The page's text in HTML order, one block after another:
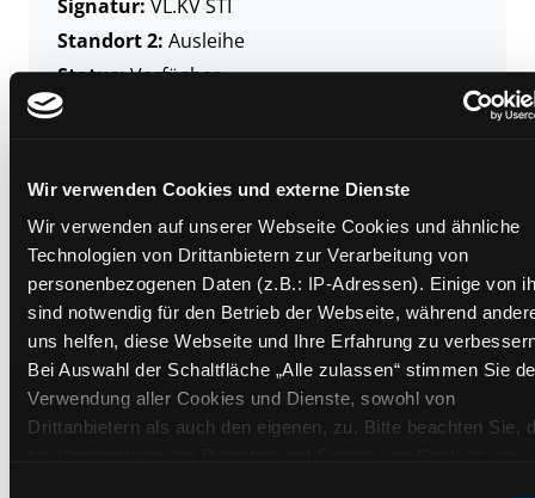
Wir verwenden Cookies und externe Dienste
Wir verwenden auf unserer Webseite Cookies und ähnliche
Technologien von Drittanbietern zur Verarbeitung von
personenbezogenen Daten (z.B.: IP-Adressen). Einige von
sind notwendig für den Betrieb der Webseite, während
uns helfen, diese Webseite und Ihre Erfahrung zu
Bei Auswahl der Schaltfläche „Alle zulassen“ stimmen Sie
Verwendung aller Cookies und Dienste, sowohl von
Drittanbietern als auch den eigenen, zu. Bitte beachten Sie,
Signatur: VL.KV STI
Standort 2: Ausleihe
Status:Verfügbar
Vorbestellungen:
Barcode:
2408SB00183
Standort 3:
Zweigstelle:Süd - Lauzilgasse
Signatur: VL.KV STI
Standort 2: Ausleihe